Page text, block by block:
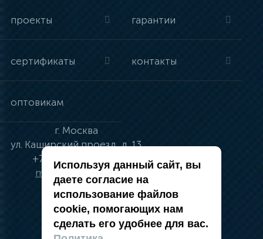
проекты гарантии
сертификаты контакты
оптовикам
г. Москва
ул. Каширский проезд, д. 13
+7 (495) 134-41-83
moskva@vincci.ru
политика в отношении обработки
Используя данный сайт, вы
даете согласие на
использование файлов
cookie, помогающих нам
сделать его удобнее для вас.